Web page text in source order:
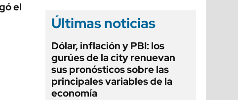
el
Últimas noticias
Dólar, inflación y PBI: los
gurúes de la city renuevan
sus pronósticos sobre las
principales variables de la
economía